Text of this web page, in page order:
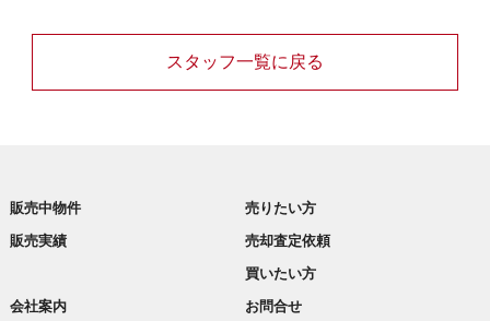
スタッフ一覧に戻る
販売中物件
販売実績
売りたい方
売却査定依頼
買いたい方
会社案内
お問合せ